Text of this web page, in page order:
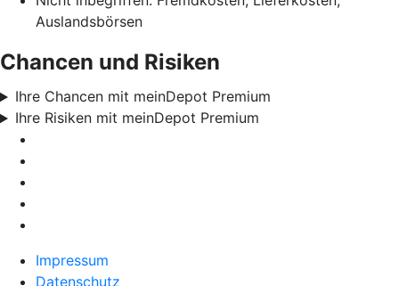
Auslandsbörsen
Chancen und Risiken
Ihre Chancen mit meinDepot Premium
Ihre Risiken mit meinDepot Premium
Impressum
Datenschutz